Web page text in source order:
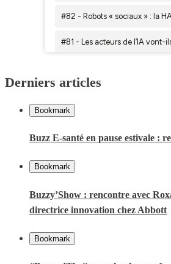
Derniers articles
Bookmark
Buzz E-santé en pause estivale :
Bookmark
Buzzy’Show : rencontre avec
directrice innovation chez Abbott
Bookmark